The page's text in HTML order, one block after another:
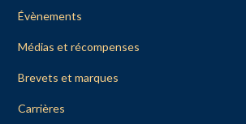
Évènements
Médias et récompenses
Brevets et marques
Carrières